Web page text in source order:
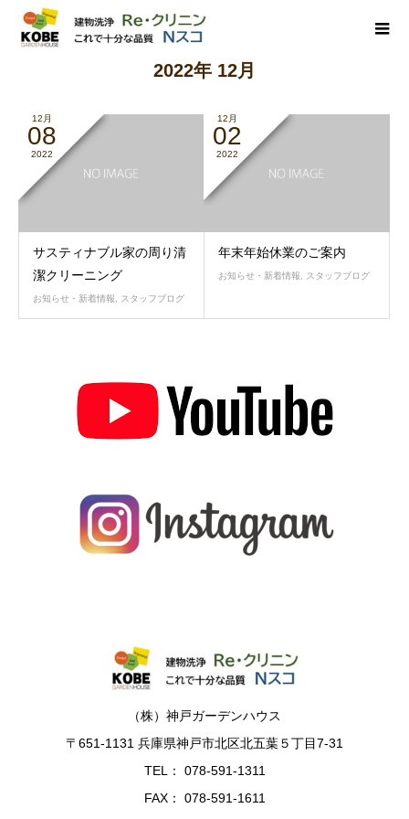
2022年 12月
12月
08
2022
サスティナブル家の周り清
潔クリーニング
お知らせ・新着情報, スタッフブログ
12月
02
2022
年末年始休業のご案内
お知らせ・新着情報, スタッフブログ
（株）神戸ガーデンハウス
〒651-1131 兵庫県神戸市北区北五葉５丁目7-31
TEL： 078-591-1311
FAX： 078-591-1611